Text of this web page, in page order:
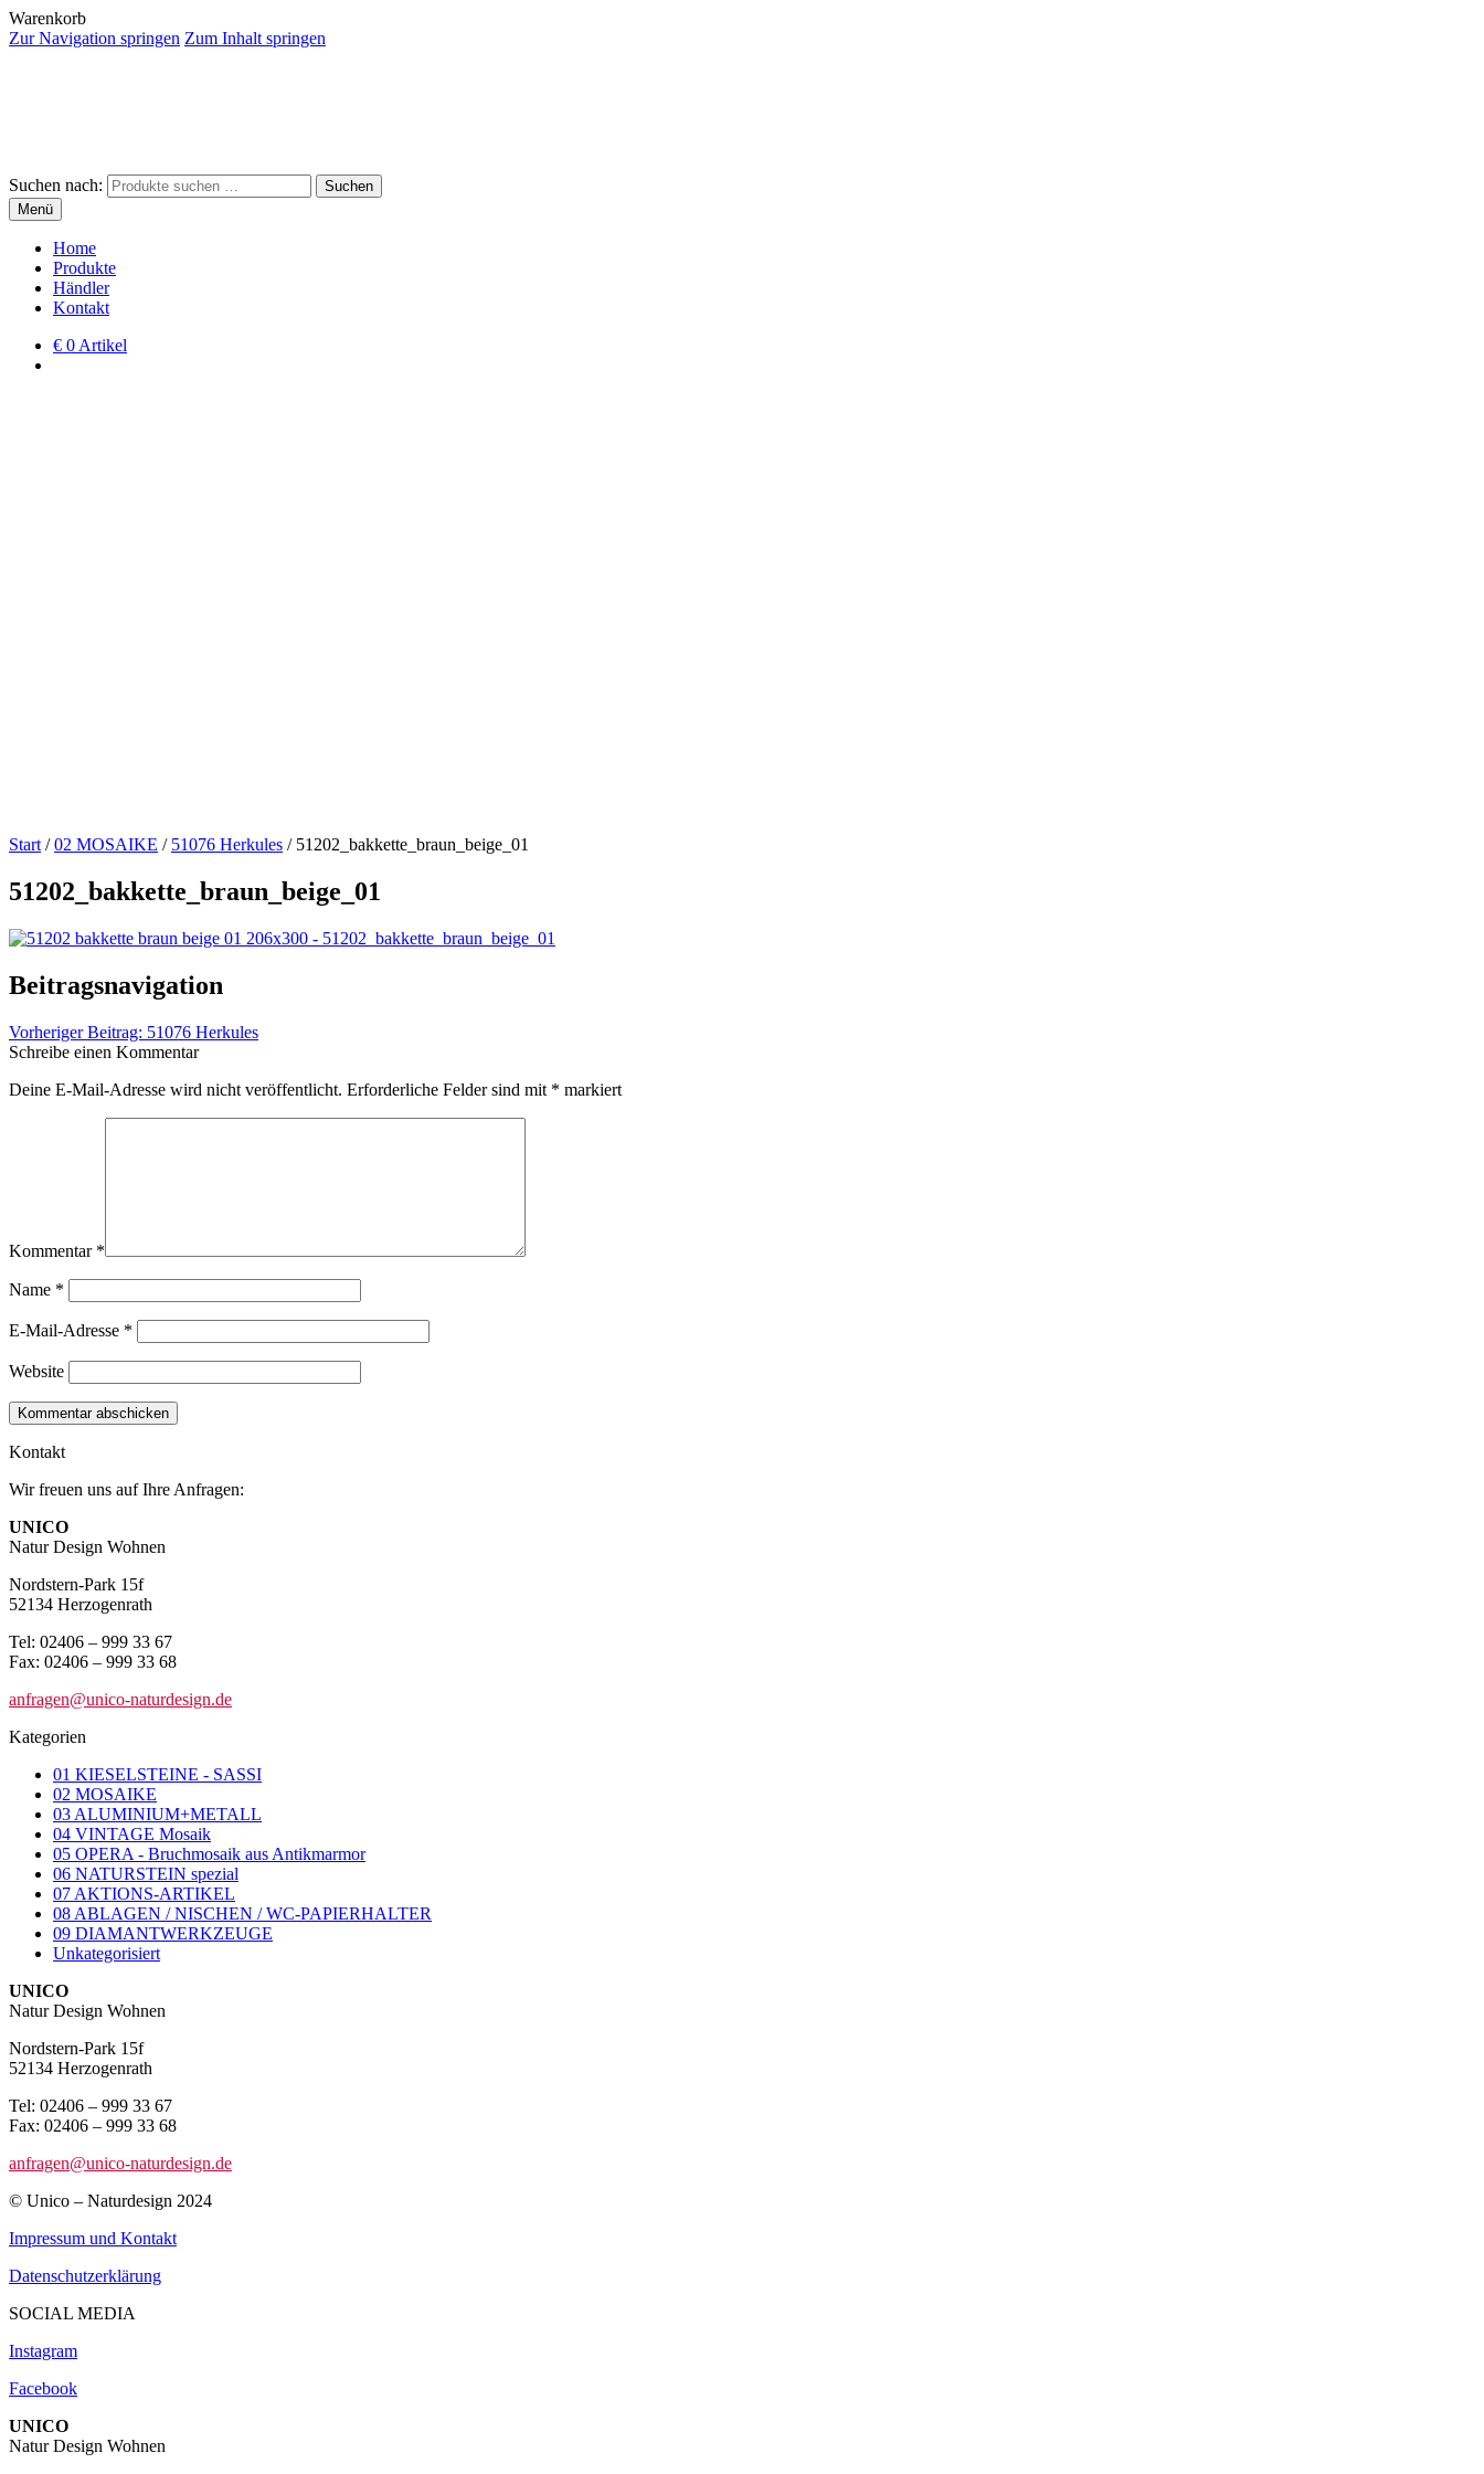
Warenkorb
Zur Navigation springen Zum Inhalt springen
Suchen nach:
Suchen
Menü
Home
Produkte
Händler
Kontakt
€ 0 Artikel
Start /02 MOSAIKE / 51076 Herkules / 51202_bakkette_braun_beige_01
51202_bakkette_braun_beige_01
Beitragsnavigation
Vorheriger Beitrag: 51076 Herkules
Schreibe einen Kommentar
Deine E-Mail-Adresse wird nicht veröffentlicht. Erforderliche Felder sind mit * markiert
Kommentar *
Name *
E-Mail-Adresse *
Website
Kontakt
Wir freuen uns auf Ihre Anfragen:
UNICO
Natur Design Wohnen
Nordstern-Park 15f
52134 Herzogenrath
Tel: 02406 – 999 33 67
Fax: 02406 – 999 33 68
anfragen@unico-naturdesign.de
Kategorien
01 KIESELSTEINE - SASSI
02 MOSAIKE
03 ALUMINIUM+METALL
04 VINTAGE Mosaik
05 OPERA - Bruchmosaik aus Antikmarmor
06 NATURSTEIN spezial
07 AKTIONS-ARTIKEL
08 ABLAGEN / NISCHEN / WC-PAPIERHALTER
09 DIAMANTWERKZEUGE
Unkategorisiert
UNICO
Natur Design Wohnen
Nordstern-Park 15f
52134 Herzogenrath
Tel: 02406 – 999 33 67
Fax: 02406 – 999 33 68
anfragen@unico-naturdesign.de
© Unico – Naturdesign 2024
Impressum und Kontakt
Datenschutzerklärung
SOCIAL MEDIA
Instagram
Facebook
UNICO
Natur Design Wohnen